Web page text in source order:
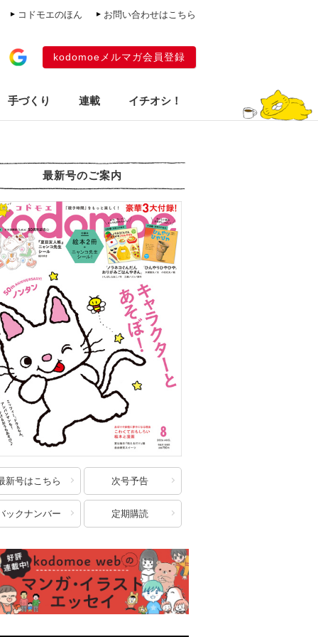
コドモエのほん お問い合わせはこちら
kodomoeメルマガ会員登録
手づくり 連載 イチオシ！
最新号のご案内
新号はこちら 次号予告
ックナンバー 定期購読